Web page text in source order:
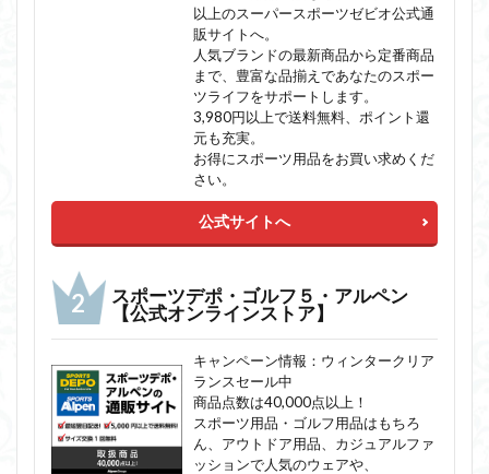
以上のスーパースポーツゼビオ公式通
販サイトへ。
人気ブランドの最新商品から定番商品
まで、豊富な品揃えであなたのスポー
ツライフをサポートします。
3,980円以上で送料無料、ポイント還
元も充実。
お得にスポーツ用品をお買い求めくだ
さい。
公式サイトへ
スポーツデポ・ゴルフ５・アルペン
【公式オンラインストア】
キャンペーン情報：ウィンタークリア
ランスセール中
商品点数は40,000点以上！
スポーツ用品・ゴルフ用品はもちろ
ん、アウトドア用品、カジュアルファ
ッションで人気のウェアや、